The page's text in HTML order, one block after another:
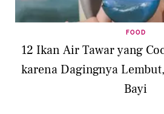
FOOD
12 Ikan Air Tawar yang
karena Dagingnya
Bayi